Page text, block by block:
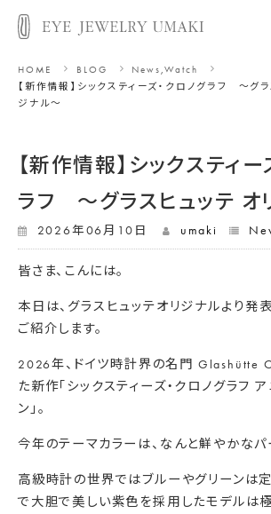
HOME BLOG News ,Watch
【新作情報】シックスティーズ・クロノグラフ ～グ
ジナル～
【新作情報】シックスティー
ラフ ～グラスヒュッテ オ
2026年06月10日 umaki
皆さま、こんには。
本日は、グラスヒュッテオリジナルより発
ご紹介します。
2026年、ドイツ時計界の名門 Glashütte
た新作「シックスティーズ・クロノグラフ
ン」。
今年のテーマカラーは、なんと鮮やかなパ
高級時計の世界ではブルーやグリーンは定
で大胆で美しい紫色を採用したモデルは極